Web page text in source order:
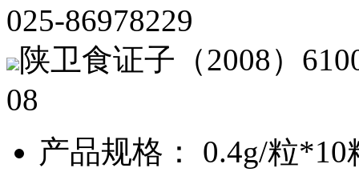
025-86978229
陕卫食证子（2008）
08
产品规格： 0.4g/粒